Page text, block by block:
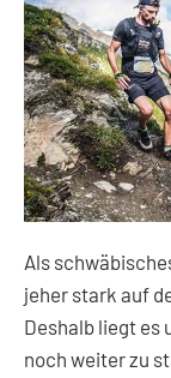
Als
jeher stark auf
Deshalb liegt es
noch weiter zu